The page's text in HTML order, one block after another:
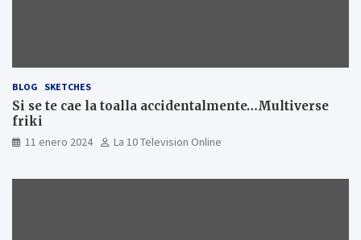
BLOG SKETCHES
Si se te cae la toalla accidentalmente…Multiverse
friki
11 enero 2024 La 10 Television Online